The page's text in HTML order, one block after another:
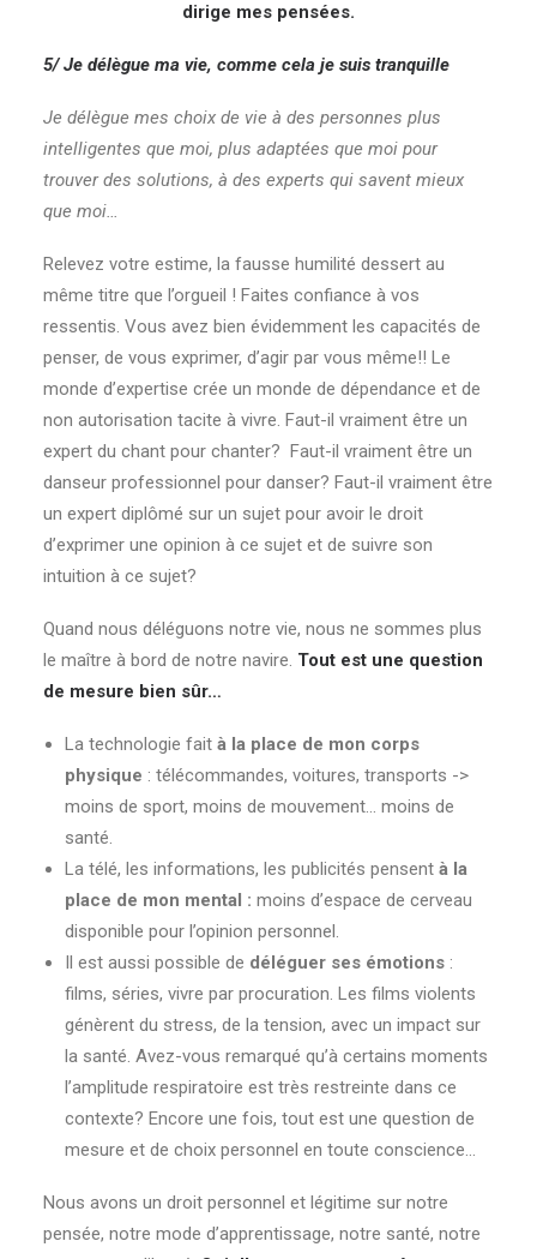
dirige mes pensées.
5/ Je délègue ma vie, comme cela je suis tranquille
Je délègue mes choix de vie à des personnes plus
intelligentes que moi, plus adaptées que moi pour
trouver des solutions, à des experts qui savent mieux
que moi…
Relevez votre estime, la fausse humilité dessert au
même titre que l’orgueil ! Faites confiance à vos
ressentis. Vous avez bien évidemment les capacités de
penser, de vous exprimer, d’agir par vous même!! Le
monde d’expertise crée un monde de dépendance et de
non autorisation tacite à vivre. Faut-il vraiment être un
expert du chant pour chanter? Faut-il vraiment être un
danseur professionnel pour danser? Faut-il vraiment être
un expert diplômé sur un sujet pour avoir le droit
d’exprimer une opinion à ce sujet et de suivre son
intuition à ce sujet?
Quand nous déléguons notre vie, nous ne sommes plus
le maître à bord de notre navire. Tout est une question
de mesure bien sûr…
La technologie fait à la place de mon corps
physique : télécommandes, voitures, transports ->
moins de sport, moins de mouvement… moins de
santé.
La télé, les informations, les publicités pensent à la
place de mon mental : moins d’espace de cerveau
disponible pour l’opinion personnel.
Il est aussi possible de déléguer ses émotions :
films, séries, vivre par procuration. Les films violents
génèrent du stress, de la tension, avec un impact sur
la santé. Avez-vous remarqué qu’à certains moments
l’amplitude respiratoire est très restreinte dans ce
contexte? Encore une fois, tout est une question de
mesure et de choix personnel en toute conscience…
Nous avons un droit personnel et légitime sur notre
pensée, notre mode d’apprentissage, notre santé, notre